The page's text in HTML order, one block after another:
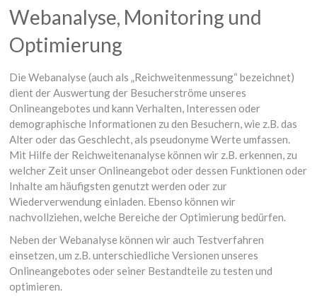
Webanalyse, Monitoring und
Optimierung
Die Webanalyse (auch als „Reichweitenmessung“ bezeichnet)
dient der Auswertung der Besucherströme unseres
Onlineangebotes und kann Verhalten, Interessen oder
demographische Informationen zu den Besuchern, wie z.B. das
Alter oder das Geschlecht, als pseudonyme Werte umfassen.
Mit Hilfe der Reichweitenanalyse können wir z.B. erkennen, zu
welcher Zeit unser Onlineangebot oder dessen Funktionen oder
Inhalte am häufigsten genutzt werden oder zur
Wiederverwendung einladen. Ebenso können wir
nachvollziehen, welche Bereiche der Optimierung bedürfen.
Neben der Webanalyse können wir auch Testverfahren
einsetzen, um z.B. unterschiedliche Versionen unseres
Onlineangebotes oder seiner Bestandteile zu testen und
optimieren.